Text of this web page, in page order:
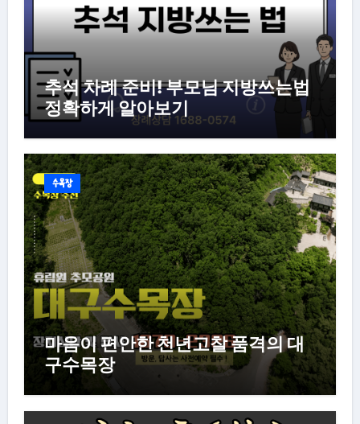
추석 차례 준비! 부모님 지방쓰는법
정확하게 알아보기
수목장
마음이 편안한 천년고찰 품격의 대
구수목장